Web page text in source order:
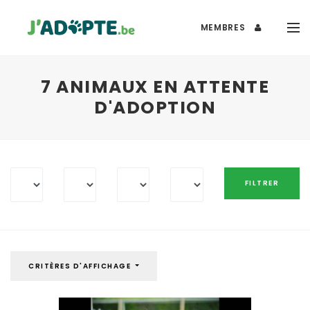
MEMBRES
7 ANIMAUX EN ATTENTE
D'ADOPTION
CRITÈRES D'AFFICHAGE